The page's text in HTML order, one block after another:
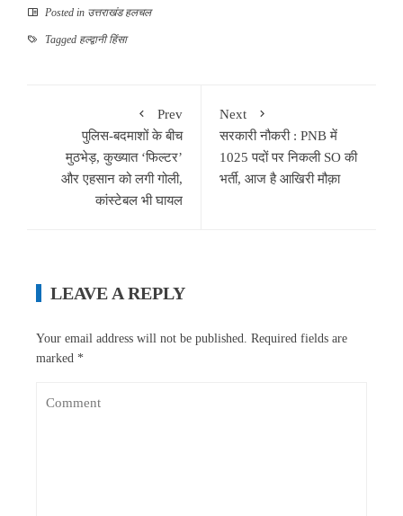
Posted in उत्तराखंड हलचल
Tagged हल्द्वानी हिंसा
Prev
पुलिस-बदमाशों के बीच
मुठभेड़, कुख्यात ‘फिल्टर’
और एहसान को लगी गोली,
कांस्टेबल भी घायल
Next
सरकारी नौकरी : PNB में
1025 पदों पर निकली SO की
भर्ती, आज है आखिरी मौक़ा
LEAVE A REPLY
Your email address will not be published. Required fields are
marked *